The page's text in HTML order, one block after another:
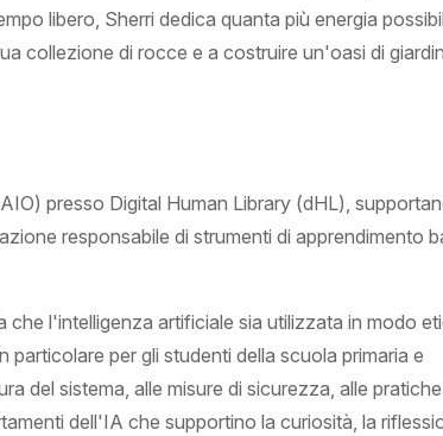
libero, Sherri dedica quanta più energia
collezione di rocce e a costruire un'oasi di
presso Digital Human Library (dHL),
responsabile di strumenti di apprendimento
che l'intelligenza artificiale sia utilizzata in modo
per gli studenti della scuola primaria e
del sistema, alle misure di sicurezza, alle
dell'IA che supportino la curiosità, la